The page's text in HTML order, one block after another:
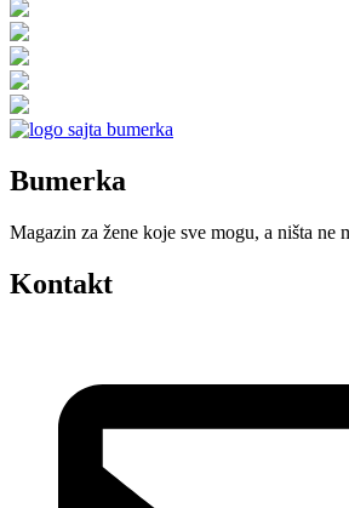
Bumerka
Magazin za žene koje sve mogu, a ništa ne
Kontakt